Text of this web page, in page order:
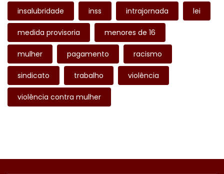
insalubridade inss intrajornada lei
medida provisoria menores de 16
mulher pagamento racismo
sindicato trabalho violência
violência contra mulher